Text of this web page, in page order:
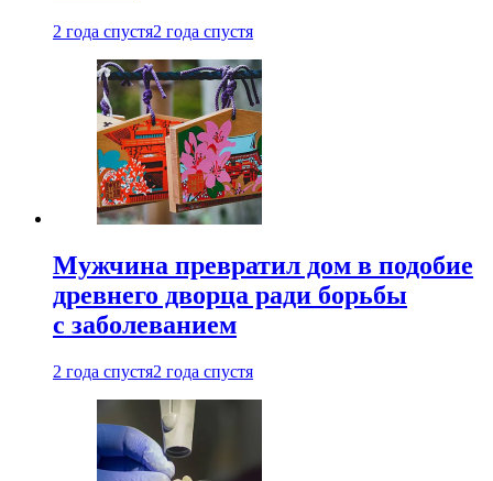
2 года спустя2 года спустя
Мужчина превратил дом в подобие
древнего дворца ради борьбы
с заболеванием
2 года спустя2 года спустя